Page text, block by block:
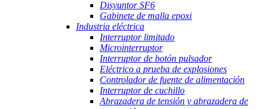
Disyuntor SF6
Gabinete de malla epoxi
Industria eléctrica
Interruptor limitado
Microinterruptor
Interruptor de botón pulsador
Eléctrico a prueba de explosiones
Controlador de fuente de alimentación
Interruptor de cuchillo
Abrazadera de tensión y abrazadera de